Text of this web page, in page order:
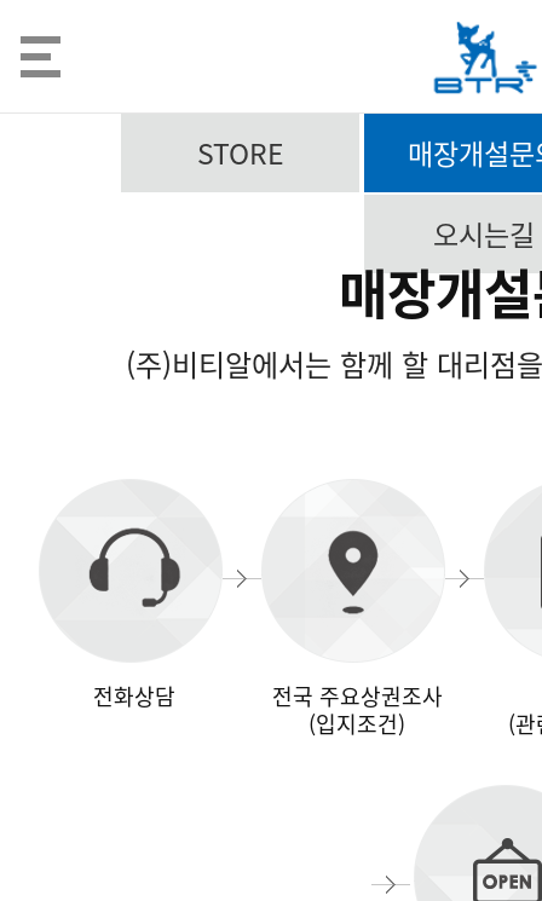
STORE
매장개설
오시는길
매장개
(주)비티알에서는 함께 할 대리점
전화상담
전국 주요상권조사
(입지조건)
(